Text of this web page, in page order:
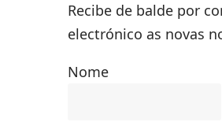
Recibe de balde por
electrónico as novas
Nome